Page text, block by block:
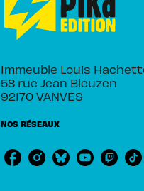
Immeuble Louis
58 rue Jean Bleuzen
92170 VANVES
NOS RÉSEAUX